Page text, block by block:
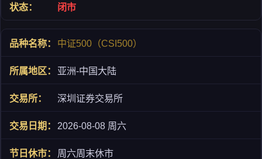
闭市
中证500（CSI500）
亚洲-中国大陆
深圳证券交易所
2026-08-08 周六
周六周末休市